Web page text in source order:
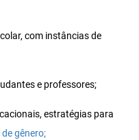
com instâncias de
e professores;
estratégias para
de gênero;